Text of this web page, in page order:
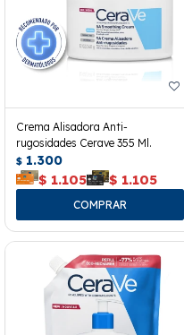
Crema Alisadora Anti-
rugosidades Cerave 355 Ml.
$ 1.300
$ 1.105 $ 1.105